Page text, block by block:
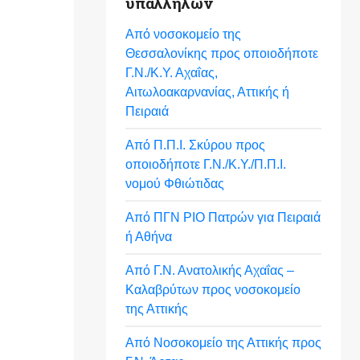
Από νοσοκομείο της
Θεσσαλονίκης προς οποιοδήποτε
Γ.Ν./Κ.Υ. Αχαΐας,
Αιτωλοακαρνανίας, Αττικής ή
Πειραιά
Από Π.Π.Ι. Σκύρου προς
οποιοδήποτε Γ.Ν./Κ.Υ./Π.Π.Ι.
νομού Φθιώτιδας
Από ΠΓΝ ΡΙΟ Πατρών για Πειραιά
ή Αθήνα
Από Γ.Ν. Ανατολικής Αχαΐας –
Καλαβρύτων προς νοσοκομείο
της Αττικής
Από Νοσοκομείο της Αττικής προς